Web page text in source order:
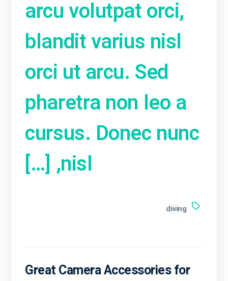
arcu volutpat orci,
blandit varius nisl
orci ut arcu. Sed
pharetra non leo a
cursus. Donec nunc
nisl, […]
diving
Great Camera Accessories for